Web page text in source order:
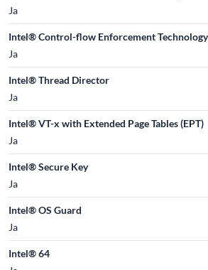
Ja
Intel® Control-flow Enforcement Technology
Ja
Intel® Thread Director
Ja
Intel® VT-x with Extended Page Tables (EPT)
Ja
Intel® Secure Key
Ja
Intel® OS Guard
Ja
Intel® 64